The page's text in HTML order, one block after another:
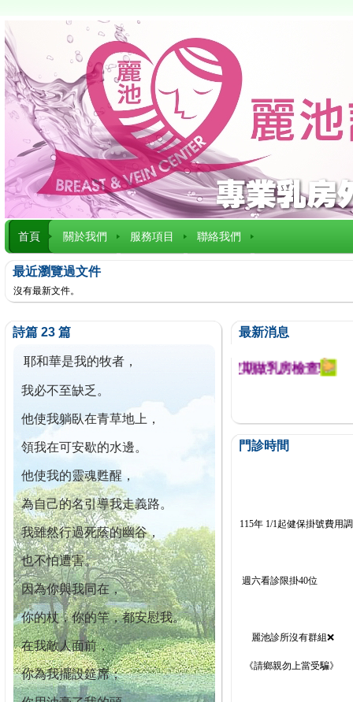
首頁 關於我們 服務項目 聯絡我們
最近瀏覽過文件
沒有最新文件。
詩篇 23 篇
耶和華是我的牧者，
我必不至缺乏。
他使我躺臥在青草地上，
領我在可安歇的水邊。
他使我的靈魂甦醒，
為自己的名引導我走義路。
我雖然行過死蔭的幽谷，
也不怕遭害。
因為你與我同在，
你的杖，你的竿，都安慰我。
在我敵人面前，
你為我擺設筵席；
最新消息
今已篩檢出1700位乳癌患者,提醒您定期做乳房檢查!
門診時間
115年 1/1起健保掛號費用
週六看診限掛40位
麗池診所沒有群組❌
《請鄉親勿上當受騙》